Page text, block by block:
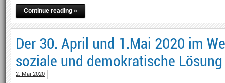
Continue reading »
Der 30. April und 1.Mai 2020 im
soziale und demokratische
2. Mai 2020